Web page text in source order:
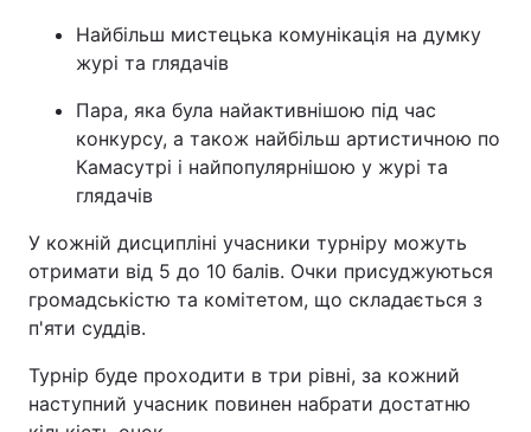
Найбільш мистецька комунікація на думку
журі та глядачів
Пара, яка була найактивнішою під час
конкурсу, а також найбільш артистичною по
Камасутрі і найпопулярнішою у журі та
глядачів
У кожній дисципліні учасники турніру можуть
отримати від 5 до 10 балів. Очки присуджуються
громадськістю та комітетом, що складається з
п'яти суддів.
Турнір буде проходити в три рівні, за кожний
наступний учасник повинен набрати достатню